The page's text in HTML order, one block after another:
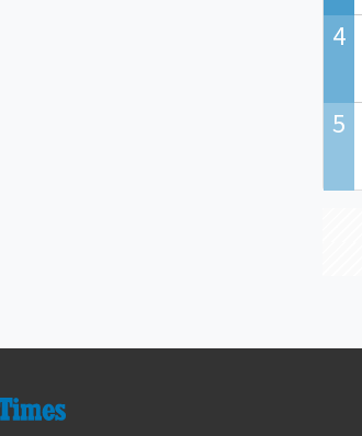
4
5